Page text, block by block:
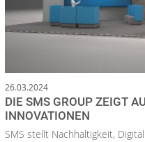
26.03.2024
DIE SMS GROUP ZEIGT
INNOVATIONEN
SMS stellt Nachhaltigkeit,